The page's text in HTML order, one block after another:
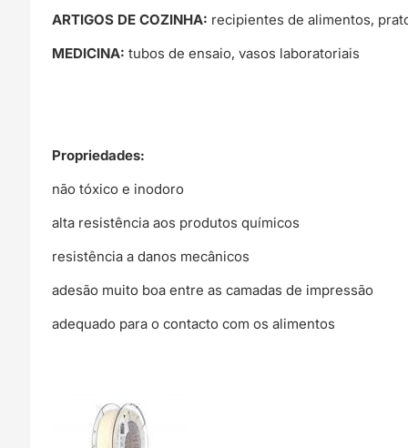
ARTIGOS DE COZINHA: recipientes de alimentos,
MEDICINA: tubos de ensaio, vasos laboratoriais
Propriedades:
não tóxico e inodoro
alta resistência aos produtos químicos
resistência a danos mecânicos
adesão muito boa entre as camadas de impressão
adequado para o contacto com os alimentos